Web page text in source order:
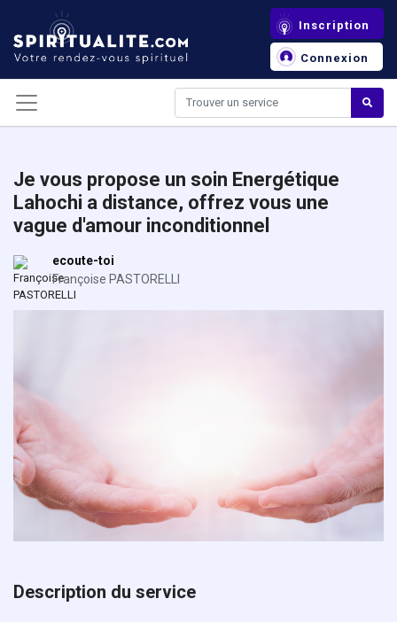
Inscription
Connexion
Je vous propose un soin Energétique
Lahochi a distance, offrez vous une
vague d'amour inconditionnel
ecoute-toi
Françoise PASTORELLI
Description du service